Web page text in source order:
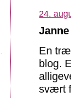
24.
En
blog.
svært